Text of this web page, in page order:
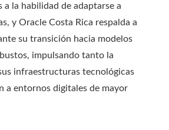
a la habilidad de adaptarse a
y Oracle Costa Rica respalda a
su transición hacia modelos
impulsando tanto la
infraestructuras tecnológicas
a entornos digitales de mayor